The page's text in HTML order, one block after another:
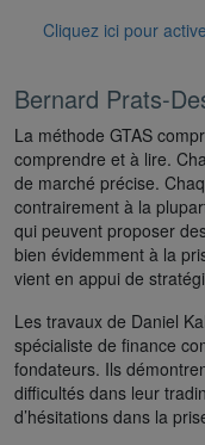
Cliquez ici pour
Bernard Prats-
La méthode GTAS
comprendre et à lire.
de marché précise.
contrairement à la
qui peuvent proposer
bien évidemment à la
vient en appui de
Les travaux de Daniel
spécialiste de finance
fondateurs. Ils
difficultés dans leur
d’hésitations dans la